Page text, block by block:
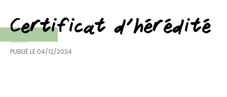
Certificat d’hérédité
PUBLIÉ LE 04/12/2024